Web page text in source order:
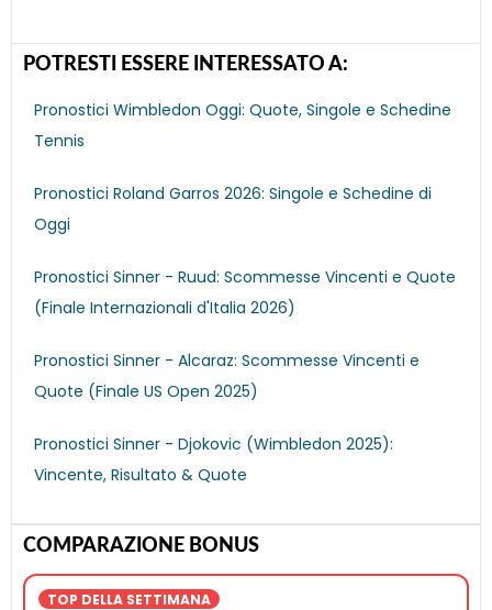
g
e
r
POTRESTI ESSERE INTERESSATO A:
Pronostici Wimbledon Oggi: Quote, Singole e Schedine
Tennis
Pronostici Roland Garros 2026: Singole e Schedine di
Oggi
Pronostici Sinner - Ruud: Scommesse Vincenti e Quote
(Finale Internazionali d'Italia 2026)
Pronostici Sinner - Alcaraz: Scommesse Vincenti e
Quote (Finale US Open 2025)
Pronostici Sinner - Djokovic (Wimbledon 2025):
Vincente, Risultato & Quote
COMPARAZIONE BONUS
TOP DELLA SETTIMANA